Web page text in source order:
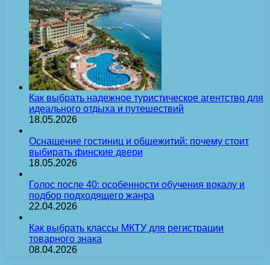
Как выбрать надежное туристическое агентство для
идеального отдыха и путешествий
18.05.2026
Оснащение гостиниц и общежитий: почему стоит
выбирать финские двери
18.05.2026
Голос после 40: особенности обучения вокалу и
подбор подходящего жанра
22.04.2026
Как выбрать классы МКТУ для регистрации
товарного знака
08.04.2026